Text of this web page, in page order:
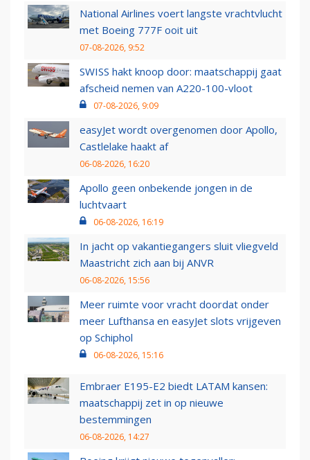
National Airlines voert langste vrachtvlucht
met Boeing 777F ooit uit
07-08-2026, 9:52
SWISS hakt knoop door: maatschappij gaat
afscheid nemen van A220-100-vloot
07-08-2026, 9:09
easyJet wordt overgenomen door Apollo,
Castlelake haakt af
06-08-2026, 16:20
Apollo geen onbekende jongen in de
luchtvaart
06-08-2026, 16:19
In jacht op vakantiegangers sluit vliegveld
Maastricht zich aan bij ANVR
06-08-2026, 15:56
Meer ruimte voor vracht doordat onder
meer Lufthansa en easyJet slots vrijgeven
op Schiphol
06-08-2026, 15:16
Embraer E195-E2 biedt LATAM kansen:
maatschappij zet in op nieuwe
bestemmingen
06-08-2026, 14:27